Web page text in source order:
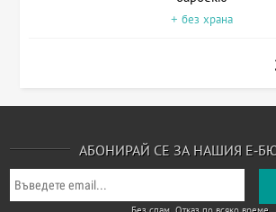
+ без храна
АБОНИРАЙ СЕ ЗА НАШИЯ Е-